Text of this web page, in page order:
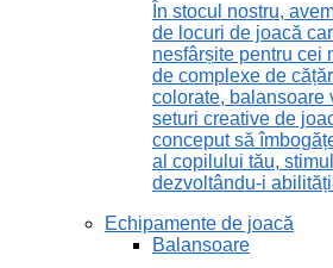
În stocul nostru,
de locuri de joacă
nesfârșite pentru cei
de complexe de
colorate, balansoare
seturi creative de
conceput să
al copilului tău,
dezvoltându-i
Echipamente de joacă
Balansoare